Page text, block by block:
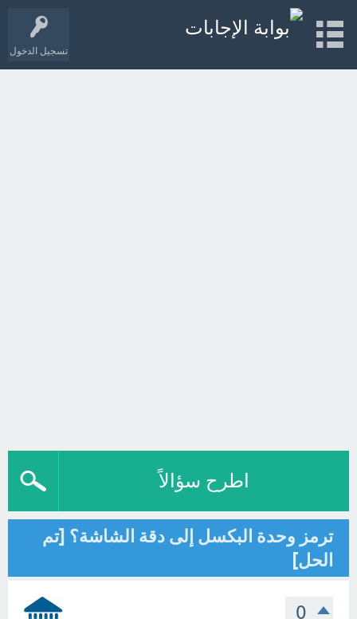
تسجيل الدخول
اطرح سؤالاً
ترمز وحدة البكسل إلى دقة الشاشة؟ [تم
الحل]
0